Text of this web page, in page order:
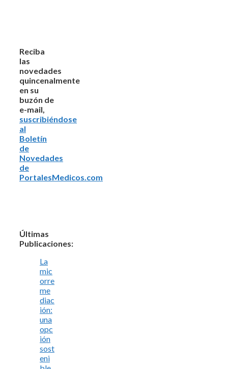
Reciba
las
novedades
quincenalmente
en su
buzón de
e-mail,
suscribiéndose
al
Boletín
de
Novedades
de
PortalesMedicos.com
Últimas
Publicaciones:
La
mic
orre
me
diac
ión:
una
opc
ión
sost
eni